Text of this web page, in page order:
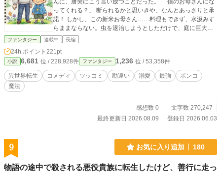
んに、唐突にこう言い放つことだった。 「僕のお母さんにな
ってくれる？」 断られるかと思いきや、なんとあっさりと承
諾！ しかし、この新米お母さん……料理もできず、水汲みす
らままならない。虫を退治しようとしただけで、庭に巨大な
クレーターを作ってしまう始末。「これ、俺が世話する側じ
布団を掛け直してくれる手があった。 熱いスープをスプーン
でふーふーしながら差し出してくれる顔があった。 転んだと
き、何も言わずしゃがんで靴紐を結んでくれる人がいた。 人
生に疲れ果てていた三十歳の魂は、いつの間にか――ここ
けでなく、あろうことか「将来のお嫁さんにしなさい」と可
愛い妹たちまで拾ってくる始末！ さらには学園に通う年齢ま
かして俺、このまま魔王になっちゃうの？」 愛が重すぎるポ
ンコツ（？）最強母に振り回される、ウリエルのカオスな異
す。 ストーリー自体は私自身が執筆した完全なオリジナルで
ファンタジー 連載中 長編
24h.ポイント 221pt
小説 6,681 位 / 228,928件 ファンタジー 1,236 位 / 53,358件
異世界転生 コメディ ツッコミ 勘違い 溺愛 最強
ポンコ
魔法
感想数 0
文字数 270,247
最終更新日 2026.08.09
登録日 2026.06.03
9 お気に入り追加 180
物語の途中で殺される悪役貴族に転生したけど、善行に走っ